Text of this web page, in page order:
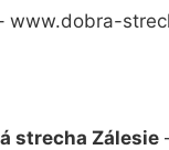
www.dobra-
strecha Zálesie